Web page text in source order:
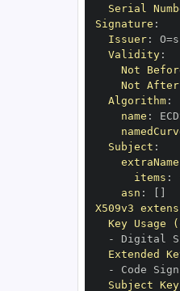
Serial
Signature :
Issuer:
Validity:
Not
Not After
Algorithm:
name :
Subject :
items :
asn :
X509v3
Key
-
Extended
-
Subject